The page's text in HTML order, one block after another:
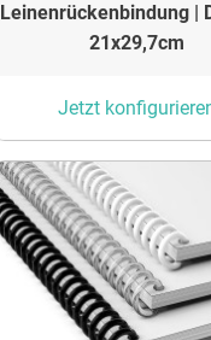
Leinenrückenbindung |
21x29,7cm
Jetzt